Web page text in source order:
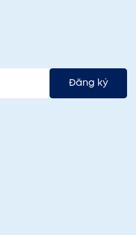
Đăng ký